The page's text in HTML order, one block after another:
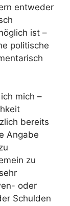
entweder
ist –
politische
mich –
bereits
Angabe
zu
oder
Schulden